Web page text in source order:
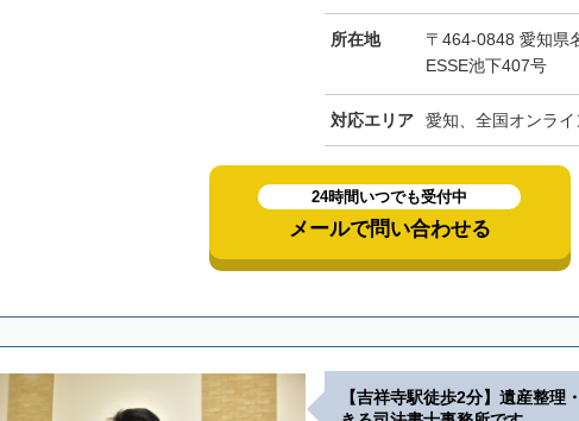
所在地
〒464-0848 愛知県
ESSE池下407号
対応エリア 愛知、全国オンラ
24時間いつでも受付中
メールで問い合わせる
【吉祥寺駅徒歩2分】遺産整理